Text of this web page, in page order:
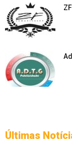
Últimas